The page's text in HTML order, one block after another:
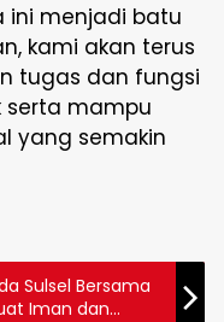
ini menjadi batu
kami akan terus
tugas dan fungsi
serta mampu
yang semakin
Sulsel Bersama
Iman dan